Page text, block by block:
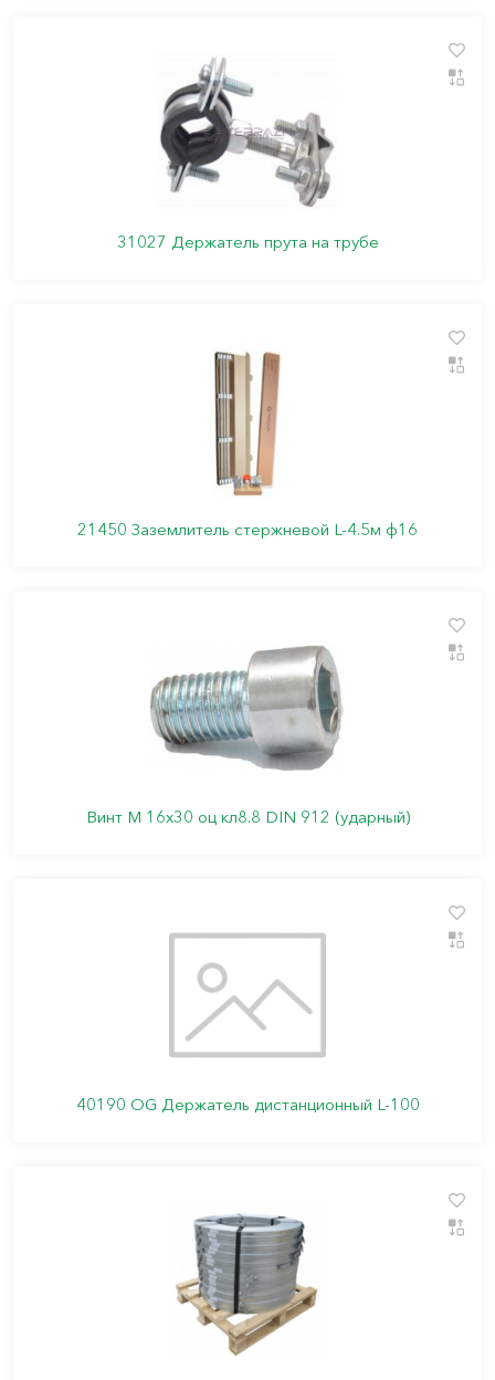
31027 Держатель прута на трубе
21450 Заземлитель стержневой L-4.5м ф16
Винт М 16х30 оц кл8.8 DIN 912 (ударный)
40190 ОG Держатель дистанционный L-100